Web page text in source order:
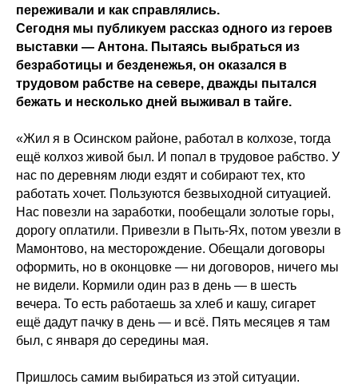
переживали и как справлялись.
Сегодня мы публикуем рассказ одного из героев
выставки — Антона. Пытаясь выбраться из
безработицы и безденежья, он оказался в
трудовом рабстве на севере, дважды пытался
бежать и несколько дней выживал в тайге.
«Жил я в Осинском районе, работал в колхозе, тогда
ещё колхоз живой был. И попал в трудовое рабство. У
нас по деревням люди ездят и собирают тех, кто
работать хочет. Пользуются безвыходной ситуацией.
Нас повезли на заработки, пообещали золотые горы,
дорогу оплатили. Привезли в Пыть-Ях, потом увезли в
Мамонтово, на месторождение. Обещали договоры
оформить, но в оконцовке — ни договоров, ничего мы
не видели. Кормили один раз в день — в шесть
вечера. То есть работаешь за хлеб и кашу, сигарет
ещё дадут пачку в день — и всё. Пять месяцев я там
был, с января до середины мая.
Пришлось самим выбираться из этой ситуации.